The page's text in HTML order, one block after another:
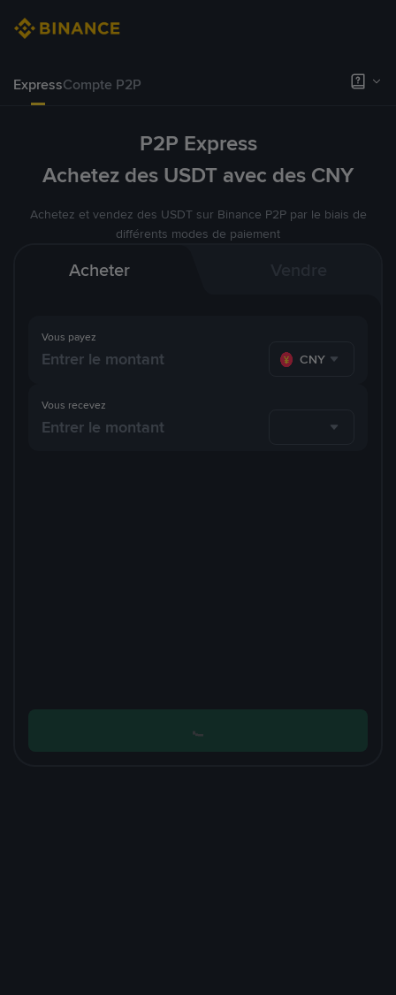
ExpressCompte P2P
P2P Express
Achetez des USDT avec des CNY
Achetez et vendez des USDT sur Binance P2P par le biais de
différents modes de paiement
Acheter
Vous payez
CNY
Vous recevez